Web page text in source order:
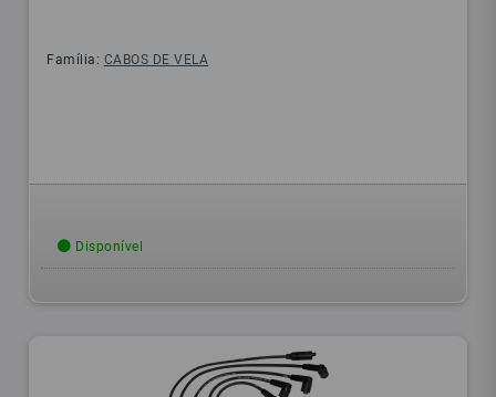
Família: CABOS DE VELA
Disponível